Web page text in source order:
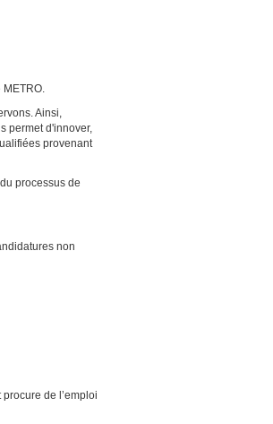
Ainsi,
permet d'innover,
provenant
processus de
non
de l’emploi